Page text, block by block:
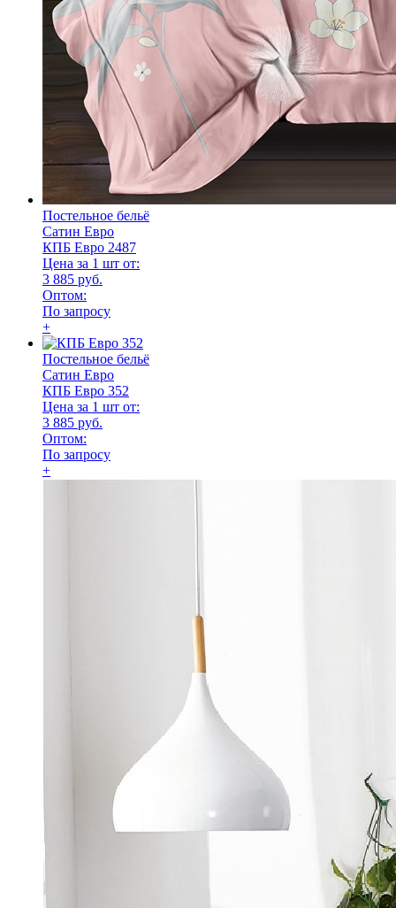
Постельное бельё
Сатин Евро
КПБ Евро 2487
Цена за 1 шт от:
3 885 руб.
Оптом:
По запросу
+
Постельное бельё
Сатин Евро
КПБ Евро 352
Цена за 1 шт от:
3 885 руб.
Оптом:
По запросу
+